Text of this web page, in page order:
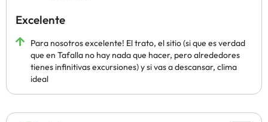
Excelente
Para nosotros excelente! El trato, el sitio (si que es verdad
que en Tafalla no hay nada que hacer, pero alrededores
tienes infinitivas excursiones) y si vas a descansar, clima
ideal